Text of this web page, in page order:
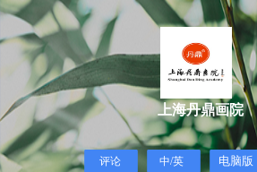
上海丹鼎画院